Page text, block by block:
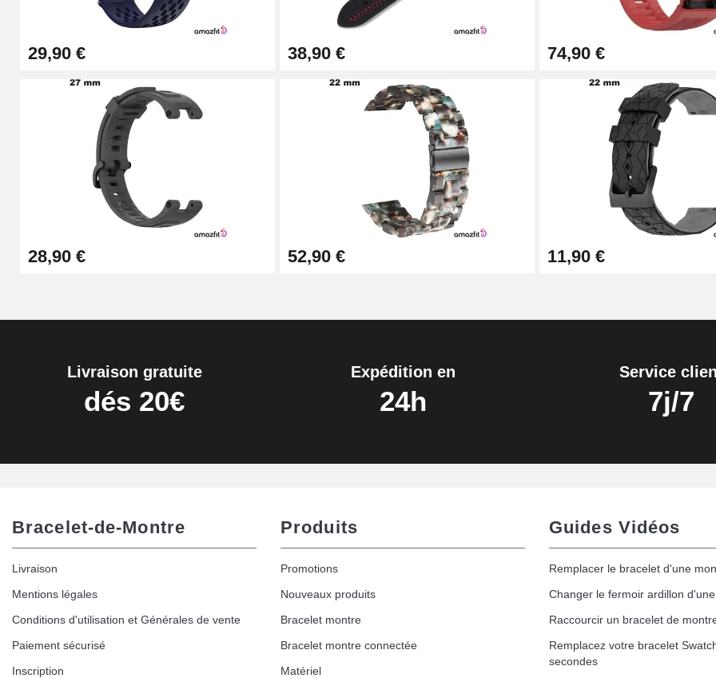
57,42 €
Pince Trou pour Bracelet de Montre
10,90 €
Kit Horlogerie Débutant
26,90 €
Boîte Pompe Bracelet Montre - Diamètre 1,50 mm - 8 à 25 mm
Extracteur de Bracelet de Montre Facile
29,90 € 38,90 € 74,90 €
28,90 € 52,90 € 11,90 €
Livraison gratuite
dés 20€
Expédition en
24h
Service
7j/7
Bracelet-de-Montre
Livraison
Mentions légales
Conditions d'utilisation et Générales de vente
Paiement sécurisé
Inscription
Produits
Promotions
Nouveaux produits
Bracelet montre
Bracelet montre connectée
Matériel
Guides Vidéos
Remplacer le bracelet d'une
Changer le fermoir ardillon
Raccourcir un bracelet de
Remplacez votre bracelet
secondes